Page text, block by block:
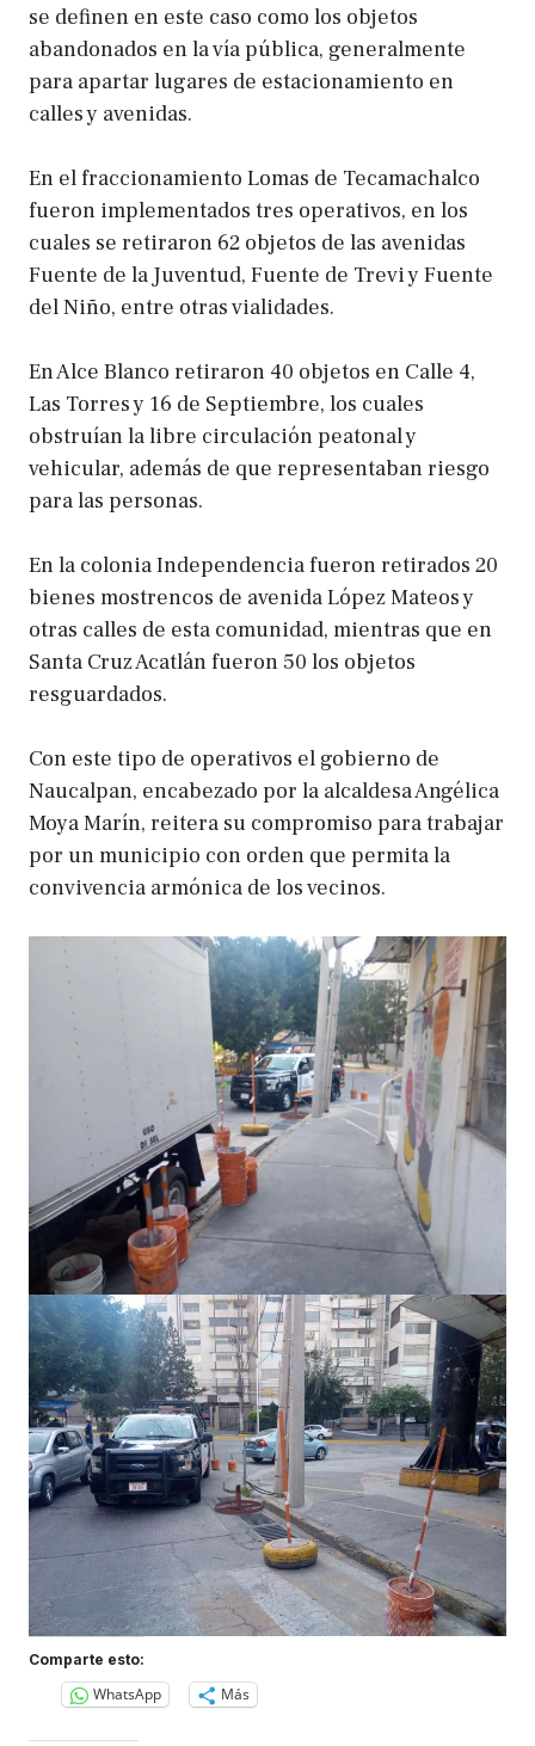
se definen en este caso como los objetos
abandonados en la vía pública, generalmente
para apartar lugares de estacionamiento en
calles y avenidas.
En el fraccionamiento Lomas de Tecamachalco
fueron implementados tres operativos, en los
cuales se retiraron 62 objetos de las avenidas
Fuente de la Juventud, Fuente de Trevi y Fuente
del Niño, entre otras vialidades.
En Alce Blanco retiraron 40 objetos en Calle 4,
Las Torres y 16 de Septiembre, los cuales
obstruían la libre circulación peatonal y
vehicular, además de que representaban riesgo
para las personas.
En la colonia Independencia fueron retirados 20
bienes mostrencos de avenida López Mateos y
otras calles de esta comunidad, mientras que en
Santa Cruz Acatlán fueron 50 los objetos
resguardados.
Con este tipo de operativos el gobierno de
Naucalpan, encabezado por la alcaldesa Angélica
Moya Marín, reitera su compromiso para trabajar
por un municipio con orden que permita la
convivencia armónica de los vecinos.
Comparte esto:
WhatsApp Más